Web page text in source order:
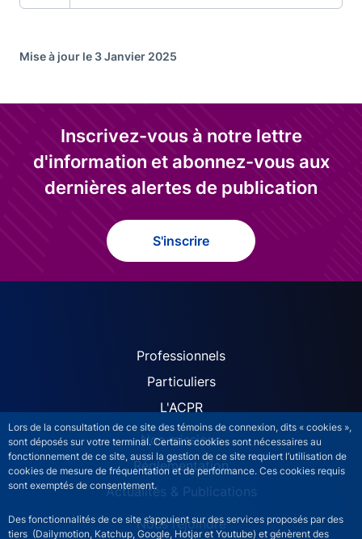
Lors de la consultation de ce site des témoins de connexion, dits « cookies »,
sont déposés sur votre terminal. Certains cookies sont nécessaires au
fonctionnement de ce site, aussi la gestion de ce site requiert l’utilisation de
cookies de mesure de fréquentation et de performance. Ces cookies requis
sont exemptés de consentement.
Des fonctionnalités de ce site s’appuient sur des services proposés par des
tiers (Dailymotion, Katchup, Google, Hotjar et Youtube) et génèrent des
Mise à jour le 3 Janvier 2025
Inscrivez-vous à notre lettre
d'information et abonnez-vous aux
dernières alertes de publication
S'inscrire
ACPR site navigation
Professionnels
Particuliers
L'ACPR
Nos missions
Réglementation
Actualités & Publications
Nous rejoindre